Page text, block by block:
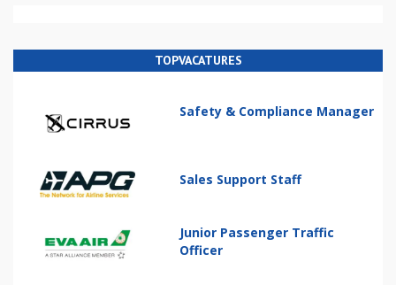
TOPVACATURES
Safety & Compliance Manager
Sales Support Staff
Junior Passenger Traffic
Officer